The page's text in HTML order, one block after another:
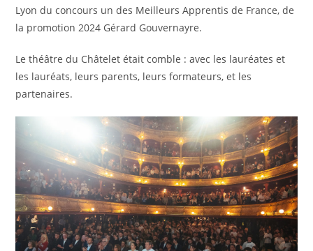
Lyon du concours un des Meilleurs Apprentis de France, de
la promotion 2024 Gérard Gouvernayre.
Le théâtre du Châtelet était comble : avec les lauréates et
les lauréats, leurs parents, leurs formateurs, et les
partenaires.